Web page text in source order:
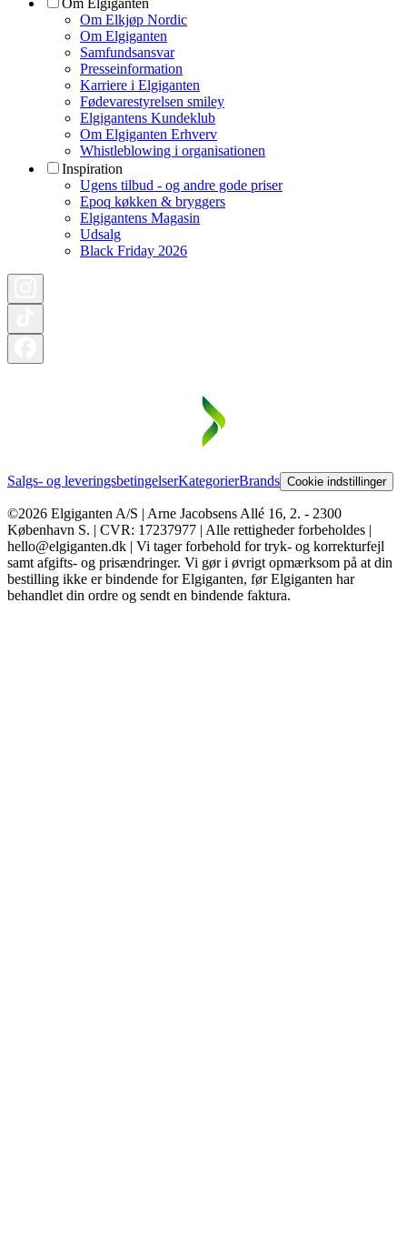
Om Elgiganten
Om Elkjøp Nordic
Om Elgiganten
Samfundsansvar
Presseinformation
Karriere i Elgiganten
Fødevarestyrelsen smiley
Elgigantens Kundeklub
Om Elgiganten Erhverv
Whistleblowing i organisationen
Inspiration
Ugens tilbud - og andre gode priser
Epoq køkken & bryggers
Elgigantens Magasin
Udsalg
Black Friday 2026
Salgs- og leveringsbetingelserKategorierBrands Cookie indstillinger
©2026 Elgiganten A/S | Arne Jacobsens Allé 16, 2. - 2300
København S. | CVR: 17237977 | Alle rettigheder forbeholdes |
hello@elgiganten.dk | Vi tager forbehold for tryk- og korrekturfejl
samt afgifts- og prisændringer. Vi gør i øvrigt opmærksom på at din
bestilling ikke er bindende for Elgiganten, før Elgiganten har
behandlet din ordre og sendt en bindende faktura.